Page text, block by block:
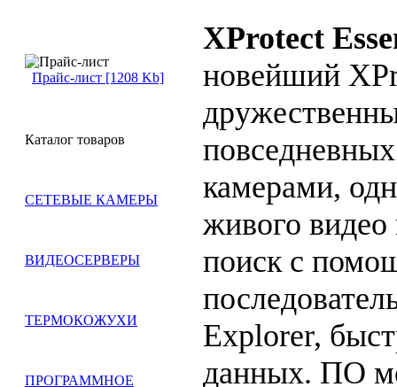
Прайс-лист [1208 Kb]
Каталог товаров
СЕТЕВЫЕ КАМЕРЫ
ВИДЕОСЕРВЕРЫ
ТЕРМОКОЖУХИ
ПРОГРАММНОЕ
XProtect
новейший
камерами,
живого
поиск с
Explorer,
данных. ПО